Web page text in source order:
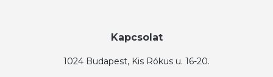
Kapcsolat
1024 Budapest, Kis Rókus u. 16-20.